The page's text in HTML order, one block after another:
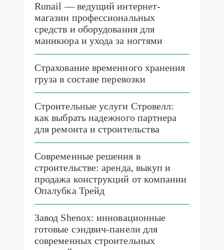
Runail — ведущий интернет-
магазин профессиональных
средств и оборудования для
маникюра и ухода за ногтями
Страхование временного хранения
груза в составе перевозки
Строительные услуги Стровелл:
как выбрать надежного партнера
для ремонта и строительства
Современные решения в
строительстве: аренда, выкуп и
продажа конструкций от компании
Опалубка Трейд
Завод Shenox: инновационные
готовые сэндвич-панели для
современных строительных